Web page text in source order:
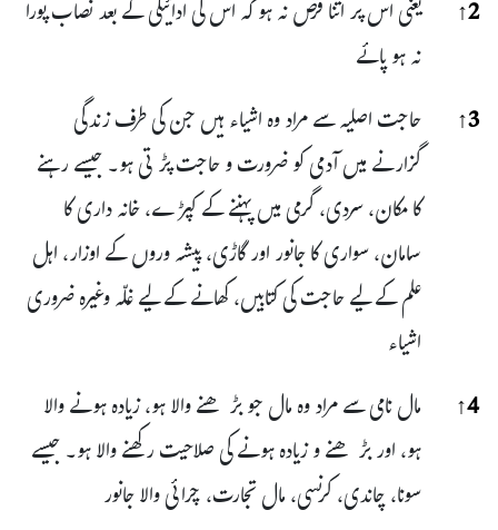
2
↑ یعنی اس پر اتنا قرض نہ ہو کہ اس کی ادائیگی کے بعد نصاب پورا
نہ ہو پائے
3
↑ حاجت اصلیہ سے مراد وہ اشیاء ہیں جن کی طرف زندگی
گزارنے میں آدمی کو ضرورت و حاجت پڑتی ہو۔ جیسے رہنے
کا مکان، سردی، گرمی میں پہننے کے کپڑے، خانہ داری کا
سامان، سواری کا جانور اور گاڑی، پیشہ وروں کے اوزار، اہل
علم کے لیے حاجت کی کتابیں، کھانے کے لیے غلّہ وغیرہ ضروری
اشیاء
4
↑ مال نامی سے مراد وہ مال جو بڑھنے والا ہو، زیادہ ہونے والا
ہو، اور بڑھنے و زیادہ ہونے کی صلاحیت رکھنے والا ہو۔ جیسے
سونا، چاندی، کرنسی، مال تجارت، چرائی والا جانور